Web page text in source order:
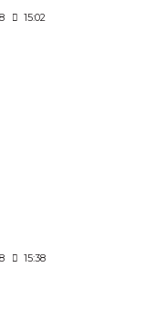
15:02
15:38